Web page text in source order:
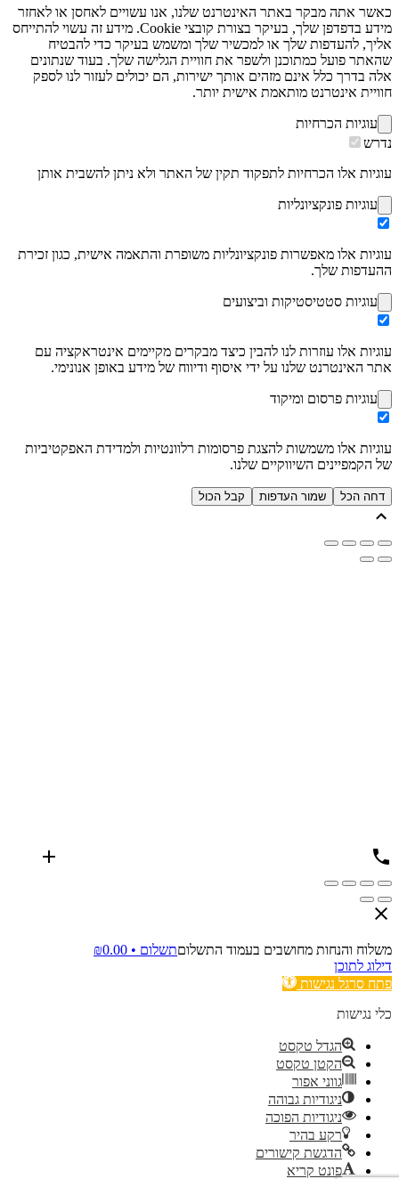
כאשר אתה מבקר באתר האינטרנט שלנו, אנו עשויים לאחסן או לאחזר
מידע בדפדפן שלך, בעיקר בצורת קובצי Cookie. מידע זה עשוי להתייחס
אליך, להעדפות שלך או למכשיר שלך ומשמש בעיקר כדי להבטיח
שהאתר פועל כמתוכנן ולשפר את חוויית הגלישה שלך. בעוד שנתונים
אלה בדרך כלל אינם מזהים אותך ישירות, הם יכולים לעזור לנו לספק
חוויית אינטרנט מותאמת אישית יותר.
עוגיות הכרחיות
נדרש
עוגיות אלו הכרחיות לתפקוד תקין של האתר ולא ניתן להשבית אותן
עוגיות פונקציונליות
עוגיות אלו מאפשרות פונקציונליות משופרת והתאמה אישית, כגון זכירת
ההעדפות שלך.
עוגיות סטטיסטיקות וביצועים
עוגיות אלו עוזרות לנו להבין כיצד מבקרים מקיימים אינטראקציה עם
אתר האינטרנט שלנו על ידי איסוף ודיווח של מידע באופן אנונימי.
עוגיות פרסום ומיקוד
עוגיות אלו משמשות להצגת פרסומות רלוונטיות ולמדידת האפקטיביות
של הקמפיינים השיווקיים שלנו.
דחה הכל שמור העדפות קבל הכול
משלוח והנחות מחושבים בעמוד התשלוםתשלום • ₪0.00
דילוג לתוכן
פתח סרגל נגישות
כלי נגישות
הגדל טקסט
הקטן טקסט
גווני אפור
ניגודיות גבוהה
ניגודיות הפוכה
רקע בהיר
הדגשת קישורים
פונט קריא